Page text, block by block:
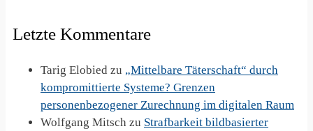
Letzte Kommentare
Tarig Elobied zu „Mittelbare Täterschaft“ durch
kompromittierte Systeme? Grenzen
personenbezogener Zurechnung im digitalen Raum
Wolfgang Mitsch zu Strafbarkeit bildbasierter